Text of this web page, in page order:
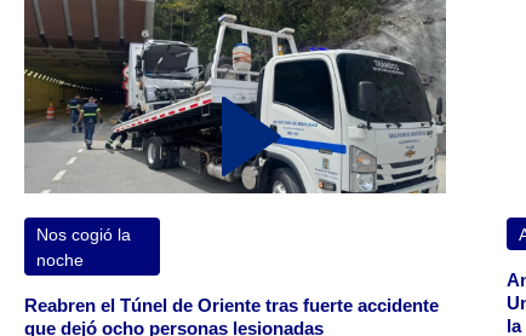
Nos cogió la
noche
Reabren el Túnel de Oriente tras fuerte accidente
que dejó ocho personas lesionadas
la